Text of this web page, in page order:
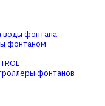
воды фонтана
фонтаном
фонтанов